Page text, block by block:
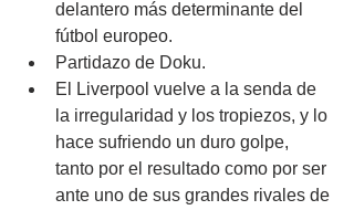
delantero más determinante del
fútbol europeo.
Partidazo de Doku.
El Liverpool vuelve a la senda de
la irregularidad y los tropiezos, y lo
hace sufriendo un duro golpe,
tanto por el resultado como por ser
ante uno de sus grandes rivales de